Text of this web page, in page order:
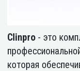
Clinpro - это
которая